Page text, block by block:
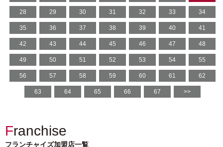
28 29 30 31 32 33 34
35 36 37 38 39 40 41
42 43 44 45 46 47 48
49 50 51 52 53 54 55
56 57 58 59 60 61 62
63 64 65 66 67 >>
Franchise
フランチャイズ加盟店一覧